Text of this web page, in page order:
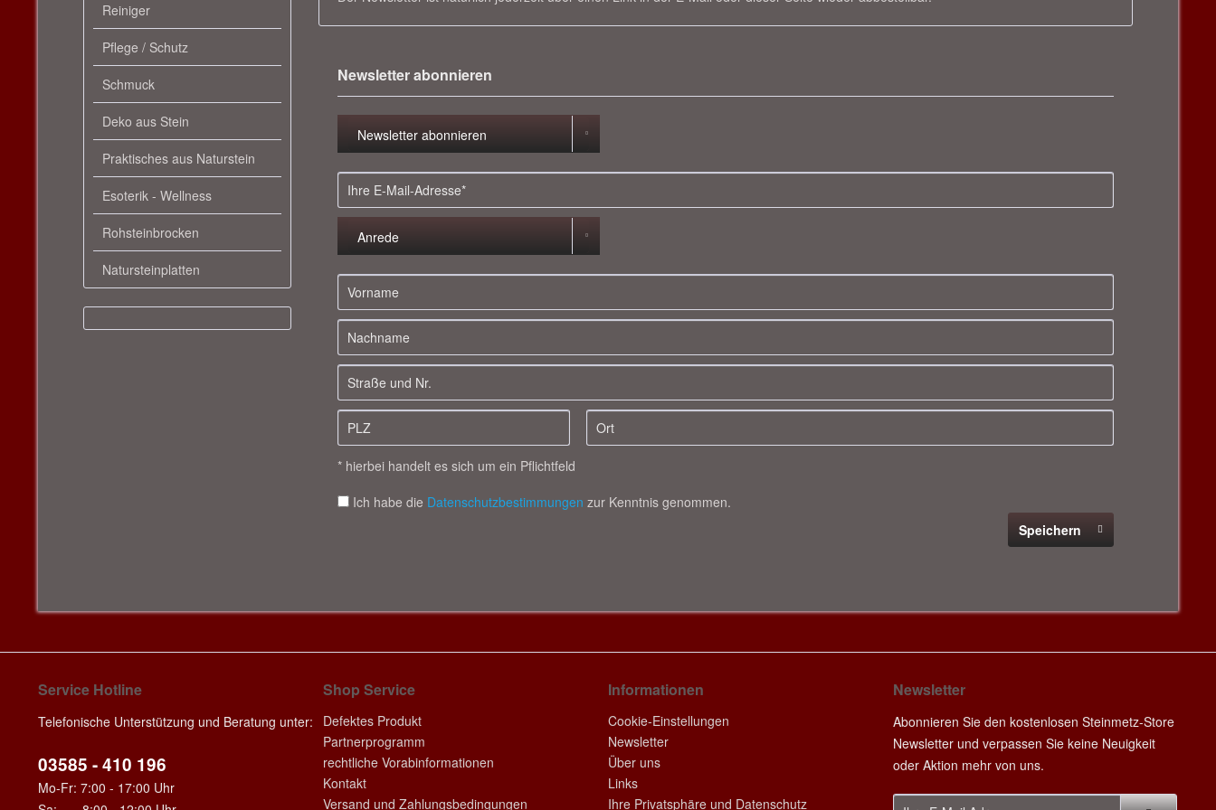
Reiniger
Pflege / Schutz
Schmuck
Deko aus Stein
Praktisches aus Naturstein
Esoterik - Wellness
Rohsteinbrocken
Natursteinplatten
Newsletter abonnieren
* hierbei handelt es sich um ein Pflichtfeld
Ich habe die Datenschutzbestimmungen zur Kenntnis genommen.
Speichern
Service Hotline
Telefonische Unterstützung und Beratung unter:
03585 - 410 196
Mo-Fr: 7:00 - 17:00 Uhr
Shop Service
Defektes Produkt
Partnerprogramm
rechtliche Vorabinformationen
Kontakt
Versand und Zahlungsbedingungen
Informationen
Cookie-Einstellungen
Newsletter
Über uns
Links
Ihre Privatsphäre und Datenschutz
Newsletter
Abonnieren Sie den kostenlosen Steinmetz-Store
Newsletter und verpassen Sie keine Neuigkeit
oder Aktion mehr von uns.